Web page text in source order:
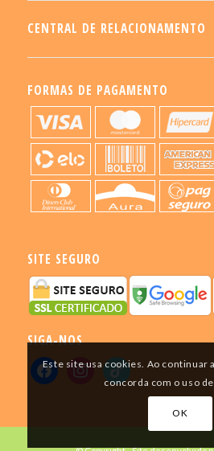
CENTRAL DE RELACIONAMENTO
FORMAS DE PAGAMENTO
SITE SEGURO
SIGA-NOS
Este site usa cookies. Ao continuar
concorda com o uso
OK